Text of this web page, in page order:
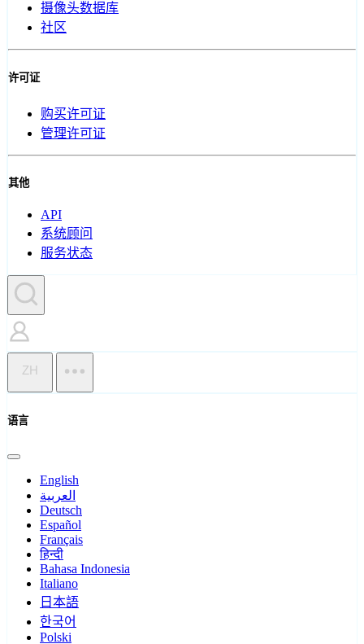
摄像头数据库
社区
许可证
购买许可证
管理许可证
其他
API
系统顾问
服务状态
ZH
语言
English
العربية
Deutsch
Español
Français
हिन्दी
Bahasa Indonesia
Italiano
日本語
한국어
Polski